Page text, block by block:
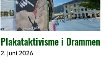
Plakataktivisme i Drammen
2. juni 2026